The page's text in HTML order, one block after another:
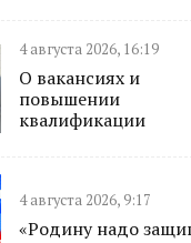
4 августа 2026, 16:19
О вакансиях и
повышении
квалификации
4 августа 2026, 9:17
«Родину надо